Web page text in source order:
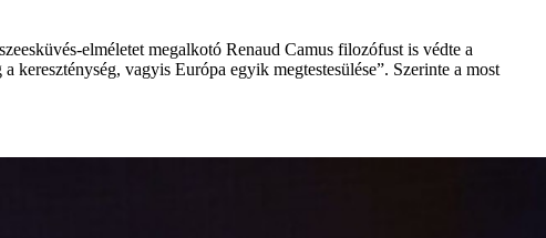
elméletet megalkotó Renaud Camus filozófust is védte a
kereszténység, vagyis Európa egyik megtestesülése”. Szerinte a most